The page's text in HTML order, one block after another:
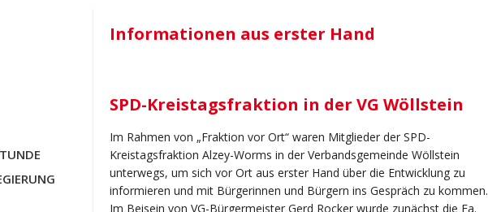
Informationen aus erster Hand
SPD-Kreistagsfraktion in der VG Wöllstein
Im Rahmen von „Fraktion vor Ort“ waren Mitglieder der SPD-
Kreistagsfraktion Alzey-Worms in der Verbandsgemeinde Wöllstein
unterwegs, um sich vor Ort aus erster Hand über die Entwicklung zu
informieren und mit Bürgerinnen und Bürgern ins Gespräch zu kommen.
Im Beisein von VG-Bürgermeister Gerd Rocker wurde zunächst die Fa.